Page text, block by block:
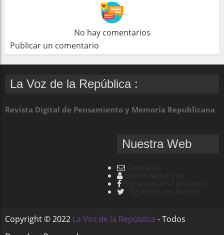
No hay comentarios
Publicar un comentario
La Voz de la República :
Revista Digital de Pensamiento y Memoria Republicana
Nuestra Web
Copyright ©2022 La Voz de la República - Todos